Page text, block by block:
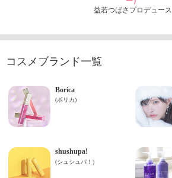
益若つばさプロデュース
コスメブランド一覧